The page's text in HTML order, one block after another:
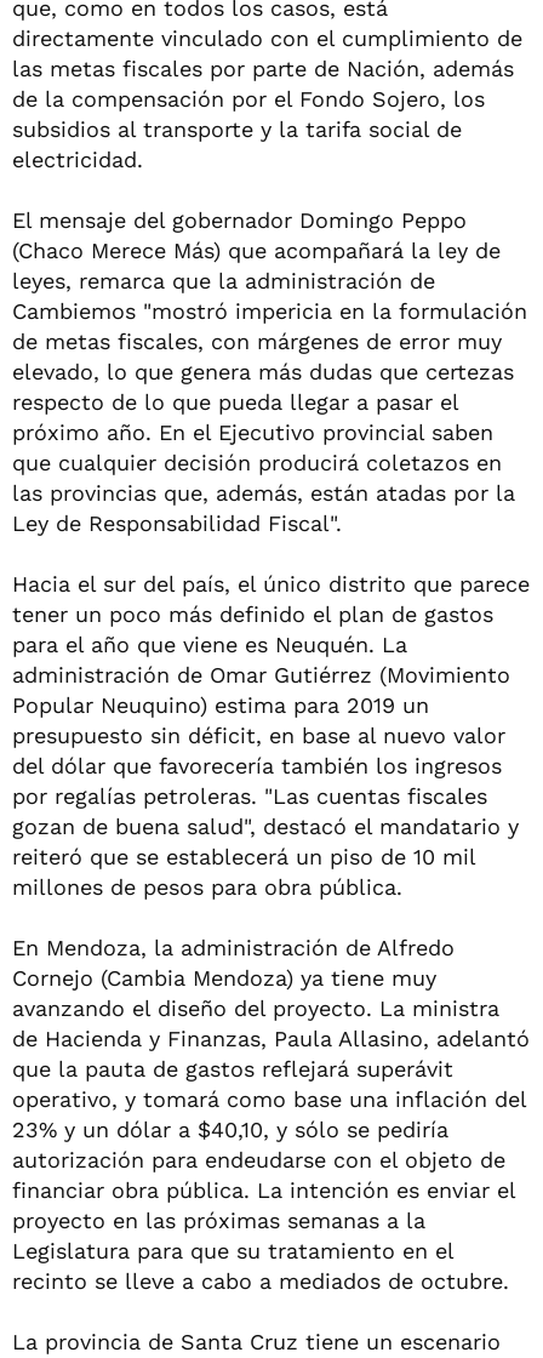
que, como en todos los casos, está
directamente vinculado con el cumplimiento de
las metas fiscales por parte de Nación, además
de la compensación por el Fondo Sojero, los
subsidios al transporte y la tarifa social de
electricidad.
El mensaje del gobernador Domingo Peppo
(Chaco Merece Más) que acompañará la ley de
leyes, remarca que la administración de
Cambiemos "mostró impericia en la formulación
de metas fiscales, con márgenes de error muy
elevado, lo que genera más dudas que certezas
respecto de lo que pueda llegar a pasar el
próximo año. En el Ejecutivo provincial saben
que cualquier decisión producirá coletazos en
las provincias que, además, están atadas por la
Ley de Responsabilidad Fiscal".
Hacia el sur del país, el único distrito que parece
tener un poco más definido el plan de gastos
para el año que viene es Neuquén. La
administración de Omar Gutiérrez (Movimiento
Popular Neuquino) estima para 2019 un
presupuesto sin déficit, en base al nuevo valor
del dólar que favorecería también los ingresos
por regalías petroleras. "Las cuentas fiscales
gozan de buena salud", destacó el mandatario y
reiteró que se establecerá un piso de 10 mil
millones de pesos para obra pública.
En Mendoza, la administración de Alfredo
Cornejo (Cambia Mendoza) ya tiene muy
avanzando el diseño del proyecto. La ministra
de Hacienda y Finanzas, Paula Allasino, adelantó
que la pauta de gastos reflejará superávit
operativo, y tomará como base una inflación del
23% y un dólar a $40,10, y sólo se pediría
autorización para endeudarse con el objeto de
financiar obra pública. La intención es enviar el
proyecto en las próximas semanas a la
Legislatura para que su tratamiento en el
recinto se lleve a cabo a mediados de octubre.
La provincia de Santa Cruz tiene un escenario